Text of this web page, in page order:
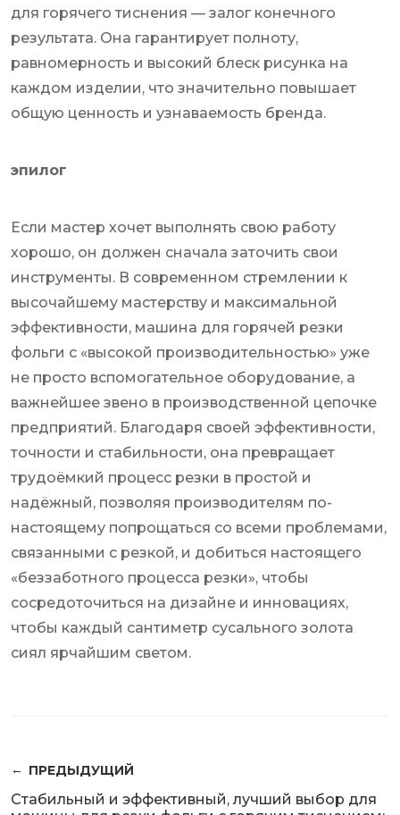
для горячего тиснения — залог конечного
результата. Она гарантирует полноту,
равномерность и высокий блеск рисунка на
каждом изделии, что значительно повышает
общую ценность и узнаваемость бренда.
эпилог
Если мастер хочет выполнять свою работу
хорошо, он должен сначала заточить свои
инструменты. В современном стремлении к
высочайшему мастерству и максимальной
эффективности, машина для горячей резки
фольги с «высокой производительностью» уже
не просто вспомогательное оборудование, а
важнейшее звено в производственной цепочке
предприятий. Благодаря своей эффективности,
точности и стабильности, она превращает
трудоёмкий процесс резки в простой и
надёжный, позволяя производителям по-
настоящему попрощаться со всеми проблемами,
связанными с резкой, и добиться настоящего
«беззаботного процесса резки», чтобы
сосредоточиться на дизайне и инновациях,
чтобы каждый сантиметр сусального золота
сиял ярчайшим светом.
ПРЕДЫДУЩИЙ
Стабильный и эффективный, лучший выбор для